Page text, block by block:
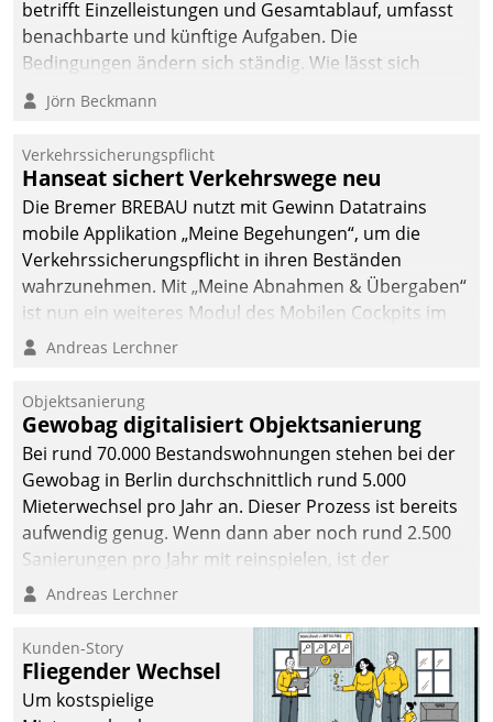
betrifft Einzelleistungen und Gesamtablauf, umfasst
benachbarte und künftige Aufgaben. Die
Bedingungen ändern sich ständig. Wie lässt sich
technisch die Kontrolle wahren und zugleich Freiraum
fürs Wachsen öffnen?
Jörn Beckmann
Verkehrssicherungspflicht
Hanseat sichert Verkehrswege neu
Die Bremer BREBAU nutzt mit Gewinn Datatrains
mobile Applikation „Meine Begehungen“, um die
Verkehrssicherungspflicht in ihren Beständen
wahrzunehmen. Mit „Meine Abnahmen & Übergaben“
ist nun ein weiteres Modul des Mobilen Cockpits im
Einsatz.
Andreas Lerchner
Objektsanierung
Gewobag digitalisiert Objektsanierung
Bei rund 70.000 Bestandswohnungen stehen bei der
Gewobag in Berlin durchschnittlich rund 5.000
Mieterwechsel pro Jahr an. Dieser Prozess ist bereits
aufwendig genug. Wenn dann aber noch rund 2.500
Sanierungen pro Jahr mit reinspielen, ist der
Betreuungs- und Organisationsaufwand immens. Im
kommunale Wohnungsbauunternehmen daher
gemeinsam mit der Berliner Datatrain GmbH den
Teilprozess der Objektsanierung digitalisiert.
Andreas Lerchner
Kunden-Story
Fliegender Wechsel
Um kostspielige